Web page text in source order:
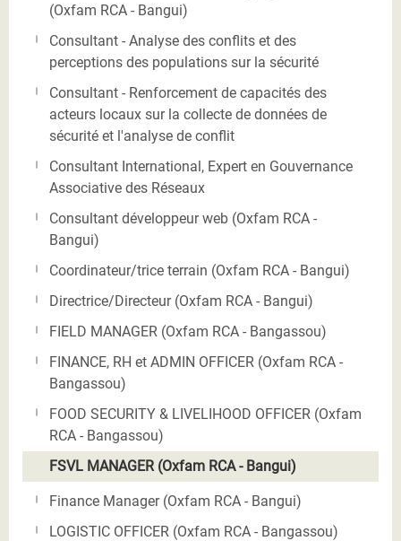
(Oxfam RCA - Bangui)
Consultant - Analyse des conflits et des
perceptions des populations sur la sécurité
Consultant - Renforcement de capacités des
acteurs locaux sur la collecte de données de
sécurité et l'analyse de conflit
Consultant International, Expert en Gouvernance
Associative des Réseaux
Consultant développeur web (Oxfam RCA -
Bangui)
Coordinateur/trice terrain (Oxfam RCA - Bangui)
Directrice/Directeur (Oxfam RCA - Bangui)
FIELD MANAGER (Oxfam RCA - Bangassou)
FINANCE, RH et ADMIN OFFICER (Oxfam RCA -
Bangassou)
FOOD SECURITY & LIVELIHOOD OFFICER (Oxfam
RCA - Bangassou)
FSVL MANAGER (Oxfam RCA - Bangui)
Finance Manager (Oxfam RCA - Bangui)
LOGISTIC OFFICER (Oxfam RCA - Bangassou)